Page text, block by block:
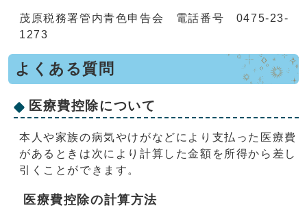
茂原税務署管内青色申告会 電話番号 0475-23-
1273
よくある質問
医療費控除について
本人や家族の病気やけがなどにより支払った医療費
があるときは次により計算した金額を所得から差し
引くことができます。
医療費控除の計算方法